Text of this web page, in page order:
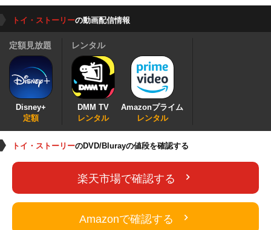
トイ・ストーリーの動画配信情報
定額見放題
Disney+
定額
レンタル
DMM TV
レンタル
Amazonプライム
レンタル
トイ・ストーリーのDVD/Blurayの値段を確認する
楽天市場で確認する
Amazonで確認する